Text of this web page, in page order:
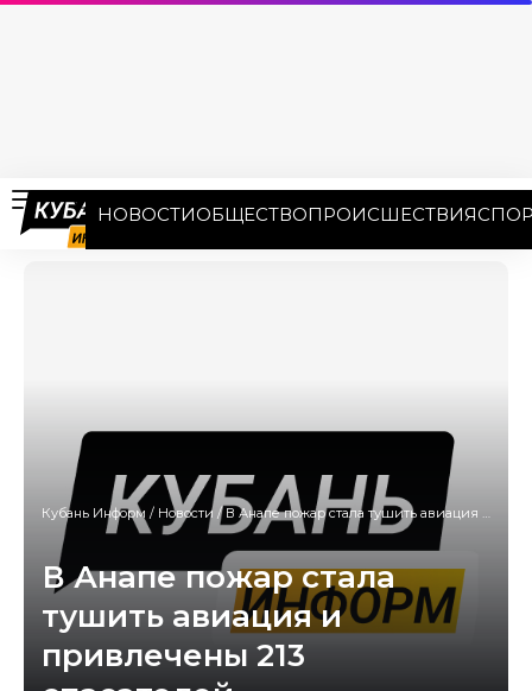
НОВОСТИОБЩЕСТВОПРОИСШЕСТВИЯ
Кубань Информ / Новости / В Анапе пожар стала тушить авиация и привлечены 213 спасателей
В Анапе пожар стала
тушить авиация и
привлечены 213